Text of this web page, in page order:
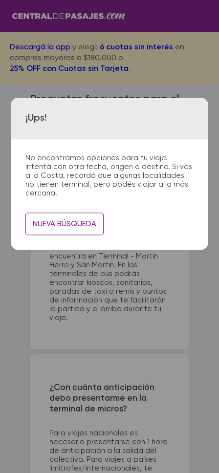
Descargá la app y elegí: 6 cuotas sin interés en
compras mayores a $180.000 o
25% OFF con Cuotas sin Tarjeta.
¡Ups!
No encontramos opciones para tu viaje.
Intentá con otra fecha, origen o destino. Si vas
a la Costa, recordá que algunas localidades
no tienen terminal, pero podés viajar a la más
cercana.
NUEVA BÚSQUEDA
Preguntas frecuentes para el
viaje desde Santa Fe a El
Colorado
¿Dónde quedan las
terminales de micro de Santa
Fe a El Colorado?
La terminal de ómnibus de Santa
encuentra en Terminal - Martin
Fierro y San Martin. En las
terminales de bus podrás
encontrar kioscos, sanitarios,
paradas de taxi o remis y puntos
de información que te facilitarán
la partida y el arribo durante tu
viaje.
¿Con cuánta anticipación
debo presentarme en la
terminal de micros?
Para viajes nacionales es
necesario presentarse con 1 hora
de anticipación a la salida del
colectivo. Para viajes a países
limítrofes/internacionales, te